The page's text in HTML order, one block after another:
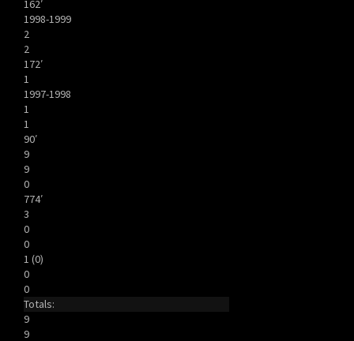
162′
1998-1999
2
2
172′
1
1997-1998
1
1
90′
9
9
0
774′
3
0
0
1 (0)
0
0
Totals:
9
9